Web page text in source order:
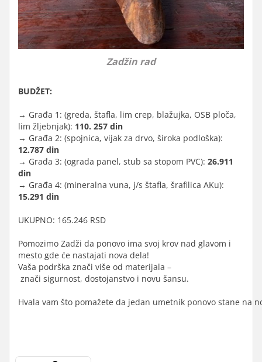
Zadžin rad
BUDŽET:
→ Građa 1: (greda, štafla, lim crep, blažujka, OSB ploča,
lim žljebnjak): 110. 257 din
→ Građa 2: (spojnica, vijak za drvo, široka podloška):
12.787 din
→ Građa 3: (ograda panel, stub sa stopom PVC): 26.911
din
→ Građa 4: (mineralna vuna, j/s štafla, šrafilica AKu):
15.291 din
UKUPNO: 165.246 RSD
Pomozimo Zadži da ponovo ima svoj krov nad glavom i
mesto gde će nastajati nova dela!
Vaša podrška znači više od materijala –
znači sigurnost, dostojanstvo i novu šansu.
Hvala vam što pomažete da jedan umetnik ponovo stane na